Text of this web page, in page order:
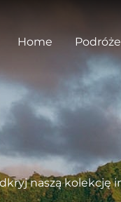
Home Podróże
naszą kolekcję